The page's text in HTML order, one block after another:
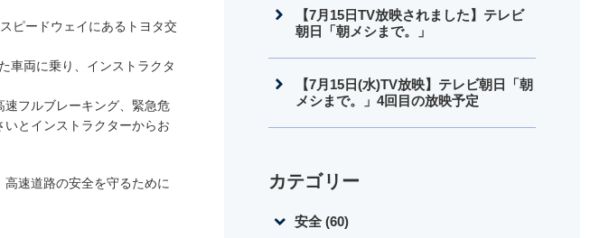
ピードウェイにあるトヨタ交
車両に乗り、インストラクタ
フルブレーキング、緊急危
とインストラクターからお
速道路の安全を守るために
【7月15日TV放映されました】テレビ
朝日「朝メシまで。」
【7月15日(水)TV放映】テレビ朝日「朝
メシまで。」4回目の放映予定
カテゴリー
安全 (60)